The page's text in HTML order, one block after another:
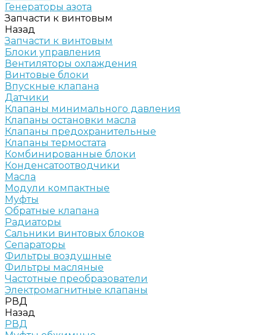
Генераторы азота
Запчасти к винтовым
Назад
Запчасти к винтовым
Блоки управления
Вентиляторы охлаждения
Винтовые блоки
Впускные клапана
Датчики
Клапаны минимального давления
Клапаны остановки масла
Клапаны предохранительные
Клапаны термостата
Комбинированные блоки
Конденсатоотводчики
Масла
Модули компактные
Муфты
Обратные клапана
Радиаторы
Сальники винтовых блоков
Сепараторы
Фильтры воздушные
Фильтры масляные
Частотные преобразователи
Электромагнитные клапаны
РВД
Назад
РВД